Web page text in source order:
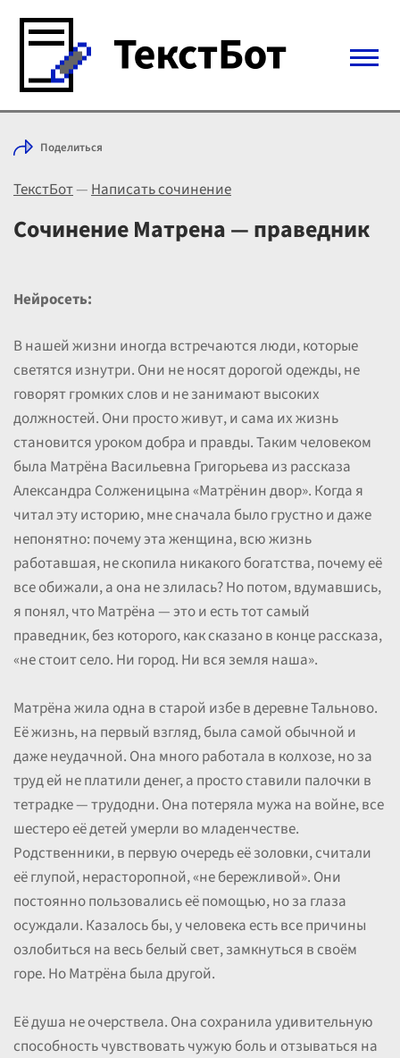
Войти с Telegram
Выбрать режим
Цены
Поделиться
ТекстБот—Написать сочинение
Сочинение Матрена — праведник
Нейросеть:
В нашей жизни иногда встречаются люди, которые
светятся изнутри. Они не носят дорогой одежды, не
говорят громких слов и не занимают высоких
должностей. Они просто живут, и сама их жизнь
становится уроком добра и правды. Таким человеком
была Матрёна Васильевна Григорьева из рассказа
Александра Солженицына «Матрёнин двор». Когда я
читал эту историю, мне сначала было грустно и даже
непонятно: почему эта женщина, всю жизнь
работавшая, не скопила никакого богатства, почему её
все обижали, а она не злилась? Но потом, вдумавшись,
я понял, что Матрёна — это и есть тот самый
праведник, без которого, как сказано в конце рассказа,
«не стоит село. Ни город. Ни вся земля наша».
Матрёна жила одна в старой избе в деревне Тальново.
Её жизнь, на первый взгляд, была самой обычной и
даже неудачной. Она много работала в колхозе, но за
труд ей не платили денег, а просто ставили палочки в
тетрадке — трудодни. Она потеряла мужа на войне, все
шестеро её детей умерли во младенчестве.
Родственники, в первую очередь её золовки, считали
её глупой, нерасторопной, «не бережливой». Они
постоянно пользовались её помощью, но за глаза
осуждали. Казалось бы, у человека есть все причины
озлобиться на весь белый свет, замкнуться в своём
горе. Но Матрёна была другой.
Её душа не очерствела. Она сохранила удивительную
способность чувствовать чужую боль и отзываться на